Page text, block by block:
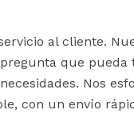
al cliente.
que pueda
Nos
con un envío